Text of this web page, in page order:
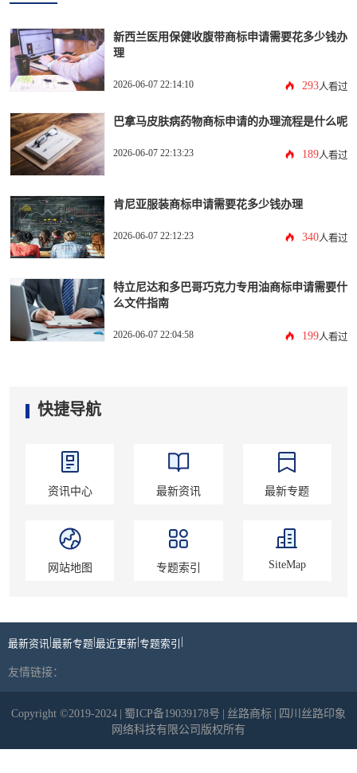
新西兰医用保健收腹带商标申请需要花多少钱办
理
2026-06-07 22:14:10 293人看过
巴拿马皮肤病药物商标申请的办理流程是什么呢
2026-06-07 22:13:23 189人看过
肯尼亚服装商标申请需要花多少钱办理
2026-06-07 22:12:23 340人看过
特立尼达和多巴哥巧克力专用油商标申请需要什
么文件指南
2026-06-07 22:04:58 199人看过
快捷导航
资讯中心 最新资讯 最新专题
网站地图 专题索引 SiteMap
最新资讯 |最新专题|最近更新|专题索引 |
友情链接：
Copyright ©2019-2024 | 蜀ICP备19039178号 | 丝路商标 | 四川丝路印象
网络科技有限公司版权所有